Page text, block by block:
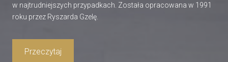
w najtrudniejszych przypadkach. Została opracowana w 1991
roku przez Ryszarda Gzelę.
Przeczytaj